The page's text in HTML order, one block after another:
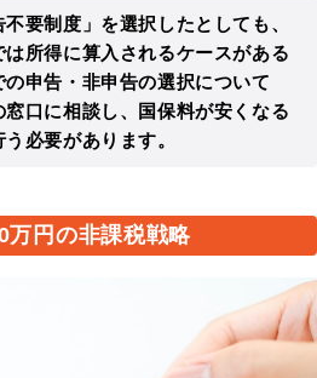
要制度」を選択したとしても、
所得に算入されるケースがある
の申告・非申告の選択について
窓口に相談し、国保料が安くなる
必要があります。
円の非課税戦略